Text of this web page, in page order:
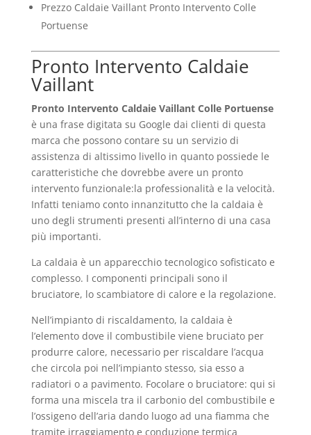
Prezzo Caldaie Vaillant Pronto Intervento Colle
Portuense
Pronto Intervento Caldaie
Vaillant
Pronto Intervento Caldaie Vaillant Colle Portuense
è una frase digitata su Google dai clienti di questa
marca che possono contare su un servizio di
assistenza di altissimo livello in quanto possiede le
caratteristiche che dovrebbe avere un pronto
intervento funzionale:la professionalità e la velocità.
Infatti teniamo conto innanzitutto che la caldaia è
uno degli strumenti presenti all’interno di una casa
più importanti.
La caldaia è un apparecchio tecnologico sofisticato e
complesso. I componenti principali sono il
bruciatore, lo scambiatore di calore e la regolazione.
Nell’impianto di riscaldamento, la caldaia è
l’elemento dove il combustibile viene bruciato per
produrre calore, necessario per riscaldare l’acqua
che circola poi nell’impianto stesso, sia esso a
radiatori o a pavimento. Focolare o bruciatore: qui si
forma una miscela tra il carbonio del combustibile e
l’ossigeno dell’aria dando luogo ad una fiamma che
tramite irraggiamento e conduzione termica